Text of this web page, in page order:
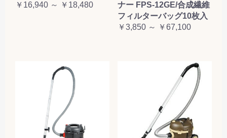
￥16,940 ～ ￥18,480
ナー FPS-12GE/合成繊維
フィルターバッグ10枚入
￥3,850 ～ ￥67,100